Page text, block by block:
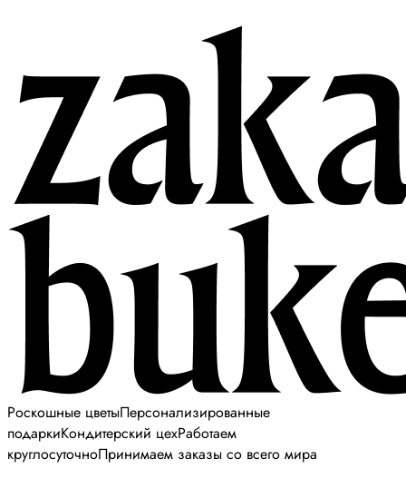
Роскошные цветыПерсонализированные
подаркиКондитерский цехРаботаем
круглосуточноПринимаем заказы со всего мира